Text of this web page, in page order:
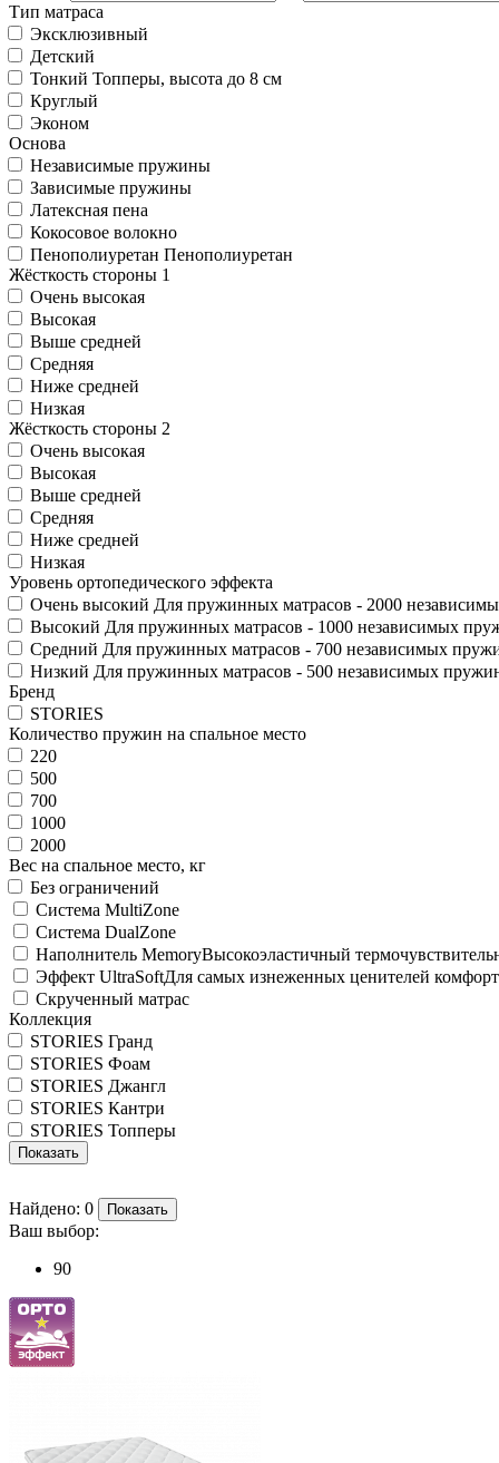
Тип матраса
Эксклюзивный
Детский
Тонкий Топперы, высота до 8 см
Круглый
Эконом
Основа
Независимые пружины
Зависимые пружины
Латексная пена
Кокосовое волокно
Пенополиуретан Пенополиуретан
Жёсткость стороны 1
Очень высокая
Высокая
Выше средней
Средняя
Ниже средней
Низкая
Жёсткость стороны 2
Очень высокая
Высокая
Выше средней
Средняя
Ниже средней
Низкая
Уровень ортопедического эффекта
Очень высокий Для пружинных матрасов - 2000
Высокий Для пружинных матрасов - 1000 независимых
Средний Для пружинных матрасов - 700 независимых
Низкий Для пружинных матрасов - 500 независимых
Бренд
STORIES
Количество пружин на спальное место
220
500
700
1000
2000
Вес на спальное место, кг
Без ограничений
Система MultiZone
Система DualZone
Наполнитель MemoryВысокоэластичный
Эффект UltraSoftДля самых изнеженных ценителей
Скрученный матрас
Коллекция
STORIES Гранд
STORIES Фоам
STORIES Джангл
STORIES Кантри
STORIES Топперы
Показать
Найдено: 0 Показать
Ваш выбор:
90